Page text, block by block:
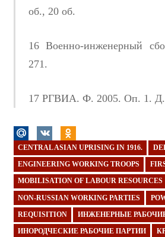
об., 20 об.
16 Военно-инженерный
271.
17 РГВИА. Ф. 2005. Оп. 1. Д.
CENTRAL ASIAN UPRISING IN 1916.
ENGINEERING WORKING TROOPS
MOBILISATION OF LABOUR RESOURCES
NON-RUSSIAN WORKING PARTIES
REQUISITION ИНЖЕНЕРНЫЕ
ИНОРОДЧЕСКИЕ РАБОЧИЕ ПАРТИИ